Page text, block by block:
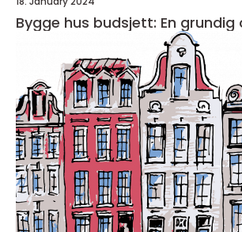
Bygge hus budsjett: En grundig